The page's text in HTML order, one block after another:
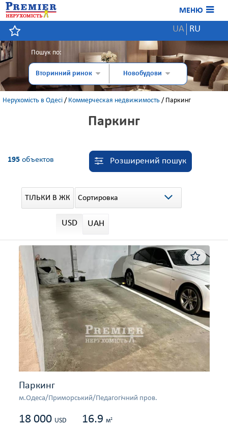
МЕНЮ
UA RU
Пошук по:
Вторинний ринок Новобудови
Нерухомість в Одесі / Коммерческая недвижимость / Паркинг
Паркинг
195 объектов Розширений пошук
ТІЛЬКИ В ЖК Сортировка
USD UAH
Паркинг
м.Одеса/Приморський/Педагогічний пров.
18 000 USD 16.9 м2